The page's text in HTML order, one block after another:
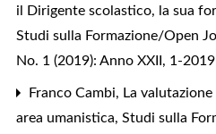
il Dirigente scolastico, la sua
Studi sulla Formazione/Open
No. 1 (2019): Anno XXII, 1-2019
Franco Cambi, La
area umanistica, Studi sulla